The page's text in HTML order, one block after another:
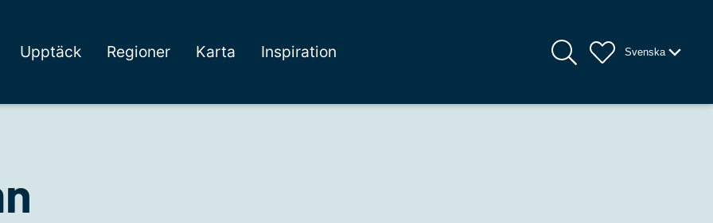
Upptäck Regioner Karta Inspiration Svenska